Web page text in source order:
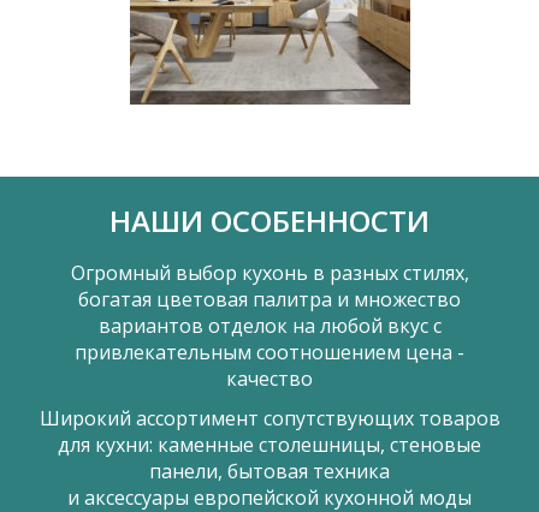
НАШИ ОСОБЕННОСТИ
Огромный выбор кухонь в разных стилях,
богатая цветовая палитра и множество
вариантов отделок на любой вкус с
привлекательным соотношением цена -
качество
Широкий ассортимент сопутствующих товаров
для кухни: каменные столешницы, стеновые
панели, бытовая техника
и аксессуары европейской кухонной моды